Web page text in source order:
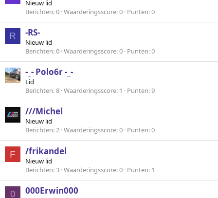
Nieuw lid
Berichten 0 Waarderingsscore 0 Punten 0
R -RS-
Nieuw lid
Berichten 0 Waarderingsscore 0 Punten 0
-_- Polo6r -_-
Lid
Berichten 8 Waarderingsscore 1 Punten 9
///Michel
Nieuw lid
Berichten 2 Waarderingsscore 0 Punten 0
F /frikandel
Nieuw lid
Berichten 3 Waarderingsscore 0 Punten 1
0 000Erwin000